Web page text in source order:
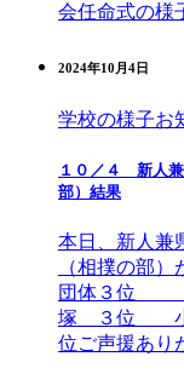
会任命式の様
2024年10月4日
学校の様子お
１０／４ 新人兼
部）結果
本日、新人兼
（相撲の部
団体３位
塚 ３位
位ご声援あり